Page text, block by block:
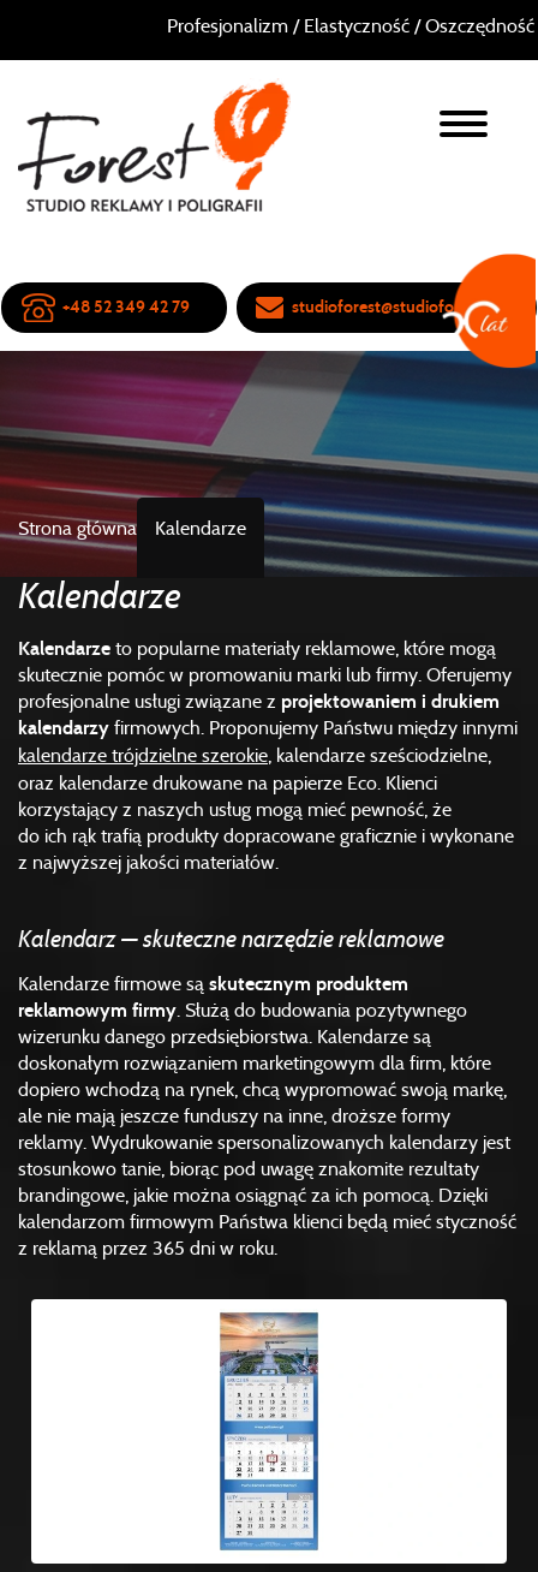
Profesjonalizm / Elastyczność / Oszczędność /
+48 52 349 42 79 studioforest@studioforest.pl
Strona główna Kalendarze
Kalendarze
Kalendarze to popularne materiały reklamowe, które mogą
skutecznie pomóc w promowaniu marki lub firmy. Oferujemy
profesjonalne usługi związane z projektowaniem i drukiem
kalendarzy firmowych. Proponujemy Państwu między innymi
kalendarze trójdzielne szerokie , kalendarze sześciodzielne,
oraz kalendarze drukowane na papierze Eco. Klienci
korzystający z naszych usług mogą mieć pewność, że
do ich rąk trafią produkty dopracowane graficznie i wykonane
z najwyższej jakości materiałów.
Kalendarz — skuteczne narzędzie reklamowe
Kalendarze firmowe są skutecznym produktem
reklamowym firmy . Służą do budowania pozytywnego
wizerunku danego przedsiębiorstwa. Kalendarze są
doskonałym rozwiązaniem marketingowym dla firm, które
dopiero wchodzą na rynek, chcą wypromować swoją markę,
ale nie mają jeszcze funduszy na inne, droższe formy
reklamy. Wydrukowanie spersonalizowanych kalendarzy jest
stosunkowo tanie, biorąc pod uwagę znakomite rezultaty
brandingowe, jakie można osiągnąć za ich pomocą. Dzięki
kalendarzom firmowym Państwa klienci będą mieć styczność
z reklamą przez 365 dni w roku.